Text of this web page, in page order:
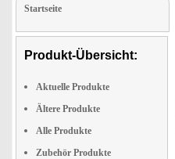
Startseite
Produkt-Übersicht:
Aktuelle Produkte
Ältere Produkte
Alle Produkte
Zubehör Produkte